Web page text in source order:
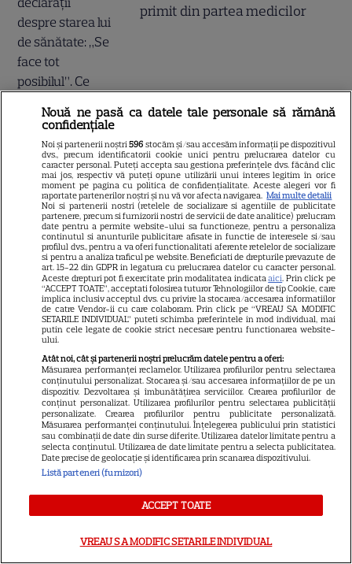
primit din partea medicilor
Ce a pățit Igor Cuciuc de
această dată?! Este o lovitură
puternică pentru sufletul
artistului... A APĂRUT
care l-a dezvăluit A FOST PREA
Nouă ne pasă ca datele tale personale să rămână
confidențiale
Noi și partenerii noștri596 stocăm și/sau accesăm informații pe dispozitivul
dvs., precum identificatorii cookie unici pentru prelucrarea datelor cu
caracter personal. Puteți accepta sau gestiona preferințele dvs. făcând clic
mai jos, respectiv vă puteți opune utilizării unui interes legitim în orice
moment pe pagina cu politica de confidențialitate. Aceste alegeri vor fi
raportate partenerilor noștri și nu vă vor afecta navigarea. Mai multe detalii
Noi si partenerii nostri (retelele de socializare si agentiile de publicitate
partenere, precum si furnizorii nostri de servicii de date analitice) prelucram
date pentru a permite website-ului sa functioneze, pentru a personaliza
continutul si anunturile publicitare afisate in functie de interesele si/sau
profilul dvs., pentru a va oferi functionalitati aferente retelelor de socializare
si pentru a analiza traficul pe website. Beneficiati de drepturile prevazute de
art. 15-22 din GDPR in legatura cu prelucrarea datelor cu caracter personal.
Aceste drepturi pot fi exercitate prin modalitatea indicataaici. Prin click pe
“ACCEPT TOATE”, acceptati folosirea tuturor Tehnologiilor de tip Cookie, care
implica inclusiv acceptul dvs. cu privire la stocarea/accesarea informatiilor
de catre Vendor-ii cu care colaboram. Prin click pe “VREAU SA MODIFIC
SETARILE INDIVIDUAL” puteti schimba preferintele in mod individual, mai
putin cele legate de cookie strict necesare pentru functionarea website-
ului.
Atât noi, cât și partenerii noștri prelucrăm datele pentru a oferi:
Măsurarea performanței reclamelor. Utilizarea profilurilor pentru selectarea
conținutului personalizat. Stocarea și/sau accesarea informațiilor de pe un
dispozitiv. Dezvoltarea și îmbunătățirea serviciilor. Crearea profilurilor de
conținut personalizat. Utilizarea profilurilor pentru selectarea publicității
personalizate. Crearea profilurilor pentru publicitate personalizată.
Măsurarea performanței conținutului. Înțelegerea publicului prin statistici
sau combinații de date din surse diferite. Utilizarea datelor limitate pentru a
selecta conținutul. Utilizarea de date limitate pentru a selecta publicitatea.
Date precise de geolocație și identificarea prin scanarea dispozitivului.
Listă parteneri (furnizori)
ACCEPT TOATE
VREAU SA MODIFIC SETARILE INDIVIDUAL